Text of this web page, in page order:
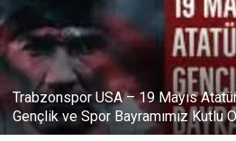
Trabzonspor USA – 19 Mayıs
Gençlik ve Spor Bayramımız Kutlu